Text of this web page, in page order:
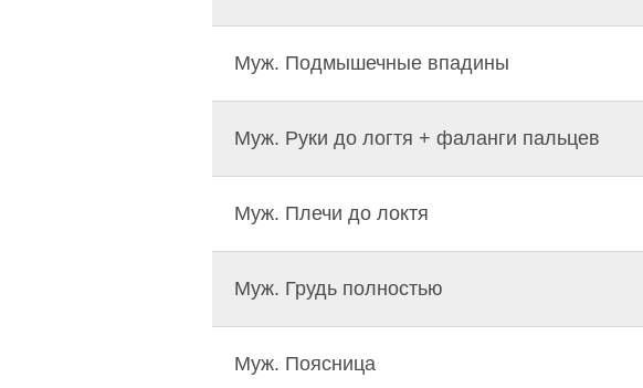
Муж. Подмышечные впадины
Муж. Руки до логтя + фаланги пальцев
Муж. Плечи до локтя
Муж. Грудь полностью
Муж. Поясница